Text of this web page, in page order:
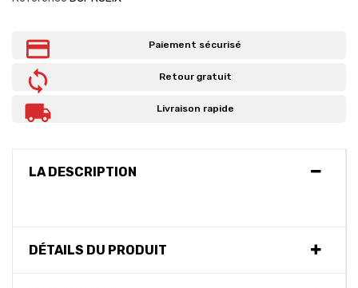
Paiement sécurisé
Retour gratuit
Livraison rapide
LA DESCRIPTION
DÉTAILS DU PRODUIT